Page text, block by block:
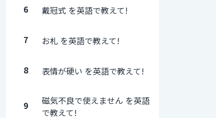
6 戴冠式 を英語で教えて!
7 お札 を英語で教えて!
8 表情が硬い を英語で教えて!
9
磁気不良で使えません を英語
で教えて!